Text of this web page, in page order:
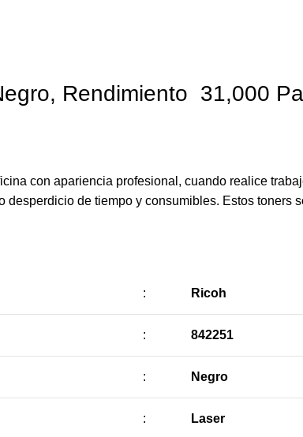
Rendimiento 31,000
con apariencia profesional, cuando realice
desperdicio de tiempo y consumibles. Estos toners
: Ricoh
: 842251
: Negro
: Laser